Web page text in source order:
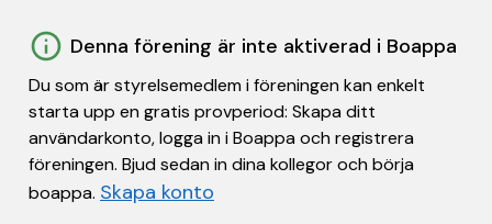
Denna förening är inte aktiverad i Boappa
Du som är styrelsemedlem i föreningen kan enkelt
starta upp en gratis provperiod: Skapa ditt
användarkonto, logga in i Boappa och registrera
föreningen. Bjud sedan in dina kollegor och börja
boappa. Skapa konto